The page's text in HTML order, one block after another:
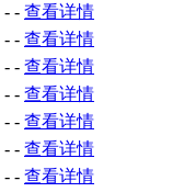
- - 查看详情
- - 查看详情
- - 查看详情
- - 查看详情
- - 查看详情
- - 查看详情
- - 查看详情